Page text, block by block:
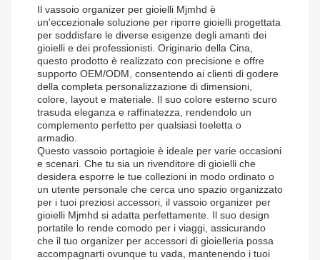
Il vassoio organizer per gioielli Mjmhd è
un'eccezionale soluzione per riporre gioielli progettata
per soddisfare le diverse esigenze degli amanti dei
gioielli e dei professionisti. Originario della Cina,
questo prodotto è realizzato con precisione e offre
supporto OEM/ODM, consentendo ai clienti di godere
della completa personalizzazione di dimensioni,
colore, layout e materiale. Il suo colore esterno scuro
trasuda eleganza e raffinatezza, rendendolo un
complemento perfetto per qualsiasi toeletta o
armadio.
Questo vassoio portagioie è ideale per varie occasioni
e scenari. Che tu sia un rivenditore di gioielli che
desidera esporre le tue collezioni in modo ordinato o
un utente personale che cerca uno spazio organizzato
per i tuoi preziosi accessori, il vassoio organizer per
gioielli Mjmhd si adatta perfettamente. Il suo design
portatile lo rende comodo per i viaggi, assicurando
che il tuo organizer per accessori di gioielleria possa
accompagnarti ovunque tu vada, mantenendo i tuoi